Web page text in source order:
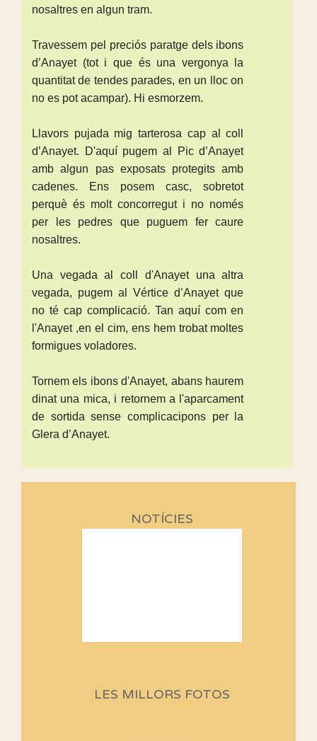
nosaltres en algun tram.
Travessem pel preciós paratge dels ibons
d’Anayet (tot i que és una vergonya la
quantitat de tendes parades, en un lloc on
no es pot acampar). Hi esmorzem.
Llavors pujada mig tarterosa cap al coll
d’Anayet. D'aquí pugem al Pic d’Anayet
amb algun pas exposats protegits amb
cadenes. Ens posem casc, sobretot
perquè és molt concorregut i no només
per les pedres que puguem fer caure
nosaltres.
Una vegada al coll d'Anayet una altra
vegada, pugem al Vértice d’Anayet que
no té cap complicació. Tan aquí com en
l'Anayet ,en el cim, ens hem trobat moltes
formigues voladores.
Tornem els ibons d'Anayet, abans haurem
dinat una mica, i retornem a l'aparcament
de sortida sense complicacipons per la
Glera d’Anayet.
NOTÍCIES
programació d'aquest any
LES MILLORS FOTOS